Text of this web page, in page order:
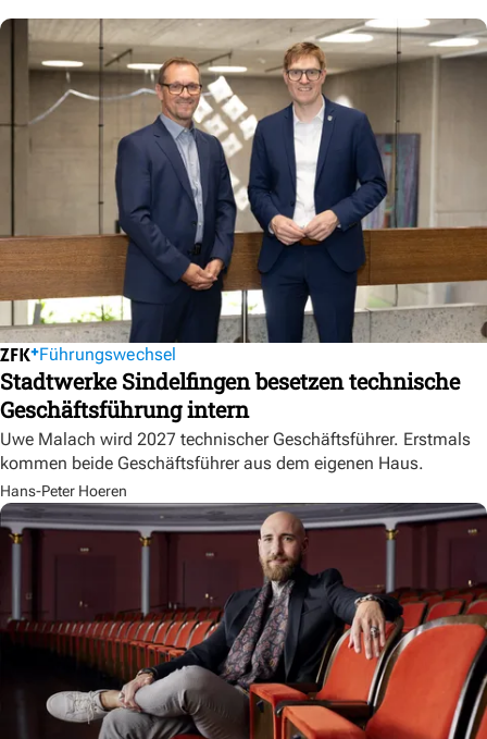
Führungswechsel
Stadtwerke Sindelfingen besetzen technische
Geschäftsführung intern
Uwe Malach wird 2027 technischer Geschäftsführer. Erstmals
kommen beide Geschäftsführer aus dem eigenen Haus.
Hans-Peter Hoeren